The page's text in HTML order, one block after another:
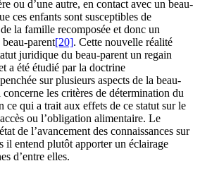
ou d’une autre, en contact avec un beau-
ces enfants sont susceptibles de
la famille recomposée et donc un
parent[20]. Cette nouvelle réalité
juridique du beau-parent un regain
a été étudié par la doctrine
sur plusieurs aspects de la beau-
les critères de détermination du
ce qui a trait aux effets de ce statut sur le
ou l’obligation alimentaire. Le
de l’avancement des connaissances sur
il entend plutôt apporter un éclairage
d’entre elles.